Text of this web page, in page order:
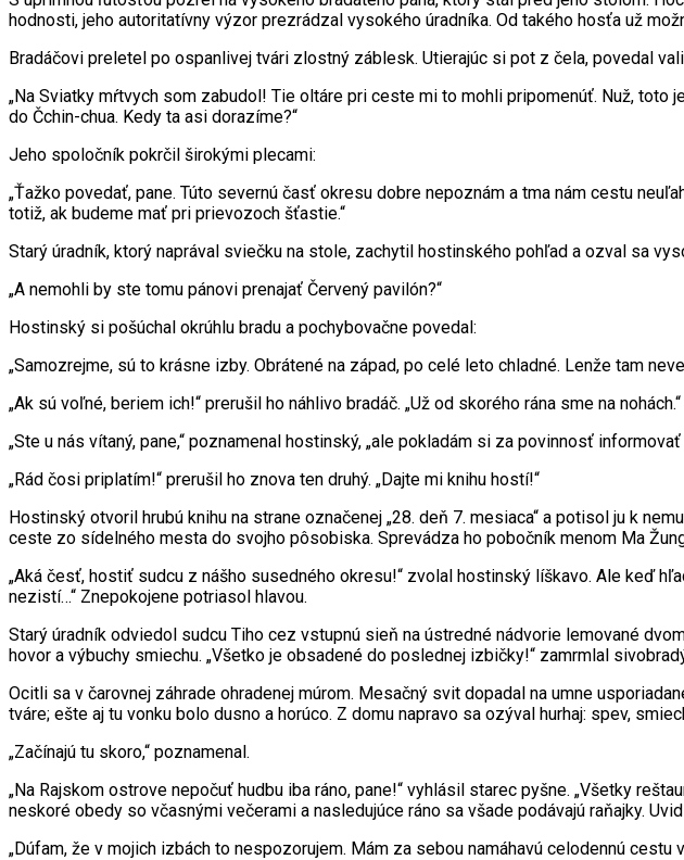
hodnosti, jeho autoritatívny výzor prezrádzal vysokého úradníka. Od takého hosťa už
Bradáčovi preletel po ospanlivej tvári zlostný záblesk. Utierajúc si pot z čela, povedal
„Na Sviatky mŕtvych som zabudol! Tie oltáre pri ceste mi to mohli pripomenúť. Nuž,
do Čchin-chua. Kedy ta asi dorazíme?“
Jeho spoločník pokrčil širokými plecami:
„Ťažko povedať, pane. Túto severnú časť okresu dobre nepoznám a tma nám cestu
totiž, ak budeme mať pri prievozoch šťastie.“
Starý úradník, ktorý naprával sviečku na stole, zachytil hostinského pohľad a ozval sa
„A nemohli by ste tomu pánovi prenajať Červený pavilón?“
Hostinský si pošúchal okrúhlu bradu a pochybovačne povedal:
„Samozrejme, sú to krásne izby. Obrátené na západ, po celé leto chladné. Lenže tam
„Ak sú voľné, beriem ich!“ prerušil ho náhlivo bradáč. „Už od skorého rána sme na
„Ste u nás vítaný, pane,“ poznamenal hostinský, „ale pokladám si za povinnosť informovať
„Rád čosi priplatím!“ prerušil ho znova ten druhý. „Dajte mi knihu hostí!“
Hostinský otvoril hrubú knihu na strane označenej „28. deň 7. mesiaca“ a potisol ju k
ceste zo sídelného mesta do svojho pôsobiska. Sprevádza ho pobočník menom Ma
„Aká česť, hostiť sudcu z nášho susedného okresu!“ zvolal hostinský líškavo. Ale keď
nezistí…“ Znepokojene potriasol hlavou.
Starý úradník odviedol sudcu Tiho cez vstupnú sieň na ústredné nádvorie lemované
hovor a výbuchy smiechu. „Všetko je obsadené do poslednej izbičky!“ zamrmlal
Ocitli sa v čarovnej záhrade ohradenej múrom. Mesačný svit dopadal na umne
tváre; ešte aj tu vonku bolo dusno a horúco. Z domu napravo sa ozýval hurhaj: spev,
„Začínajú tu skoro,“ poznamenal.
„Na Rajskom ostrove nepočuť hudbu iba ráno, pane!“ vyhlásil starec pyšne. „Všetky
neskoré obedy so včasnými večerami a nasledujúce ráno sa všade podávajú raňajky.
„Dúfam, že v mojich izbách to nespozorujem. Mám za sebou namáhavú celodennú